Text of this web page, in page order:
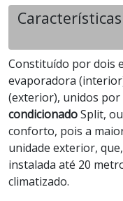
Constituído por dois
evaporadora
(exterior), unidos
condicionadoSplit,
conforto, pois a
unidade exterior,
instalada até 20
climatizado.